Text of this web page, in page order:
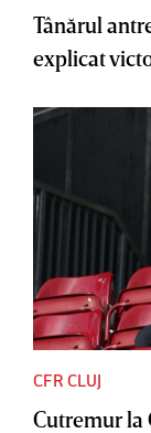
Tânărul
explicat
CFR CLUJ
Cutremur la